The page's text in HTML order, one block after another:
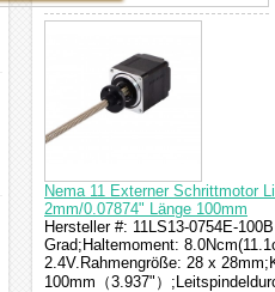
Nema 11 Externer Schrittmotor
2mm/0.07874" Länge 100mm
Hersteller #: 11LS13-0754E-
Grad;Haltemoment:
2.4V.Rahmengröße: 28 x
100mm（3.937"）